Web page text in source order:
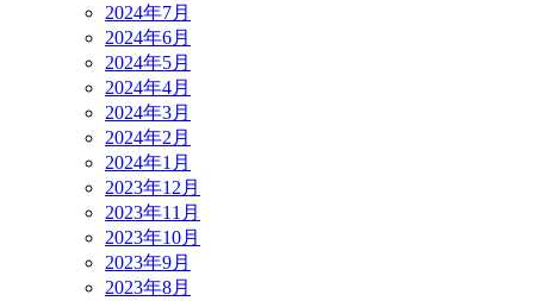
2024年7月
2024年6月
2024年5月
2024年4月
2024年3月
2024年2月
2024年1月
2023年12月
2023年11月
2023年10月
2023年9月
2023年8月